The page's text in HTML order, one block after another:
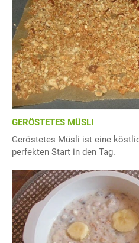
GERÖSTETES MÜSLI
Geröstetes Müsli ist eine
perfekten Start in den Tag.